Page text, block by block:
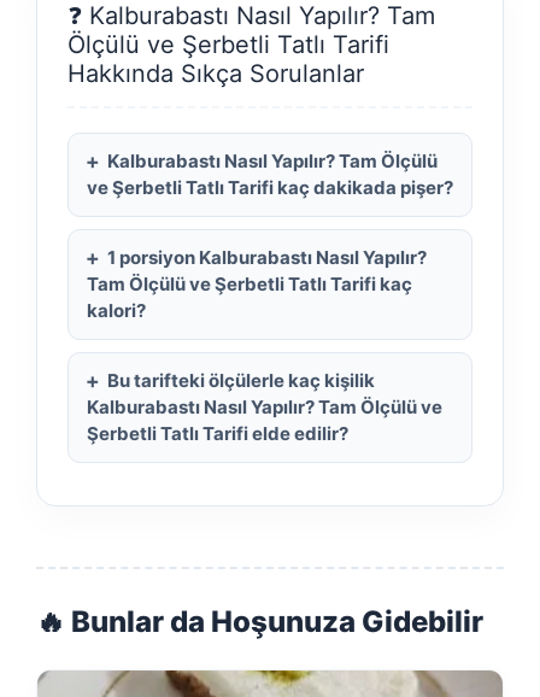
❓ Kalburabastı Nasıl Yapılır? Tam
Ölçülü ve Şerbetli Tatlı Tarifi
Hakkında Sıkça Sorulanlar
Kalburabastı Nasıl Yapılır? Tam Ölçülü
ve Şerbetli Tatlı Tarifi kaç dakikada pişer?
1 porsiyon Kalburabastı Nasıl Yapılır?
Tam Ölçülü ve Şerbetli Tatlı Tarifi kaç
kalori?
Bu tarifteki ölçülerle kaç kişilik
Kalburabastı Nasıl Yapılır? Tam Ölçülü ve
Şerbetli Tatlı Tarifi elde edilir?
🔥 Bunlar da Hoşunuza Gidebilir